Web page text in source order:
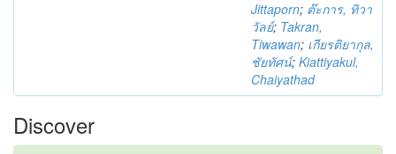
Jittaporn; ต๊ะการ, ทิวา
วัลย์; Takran,
Tiwawan; เกียรติยากุล,
ชัยทัศน์; Kiattiyakul,
Chaiyathad
Discover